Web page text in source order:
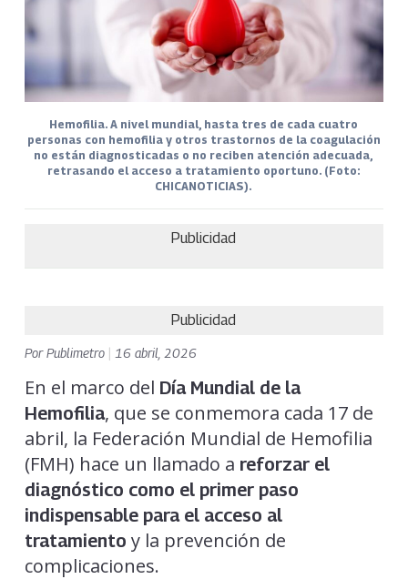
Hemofilia. A nivel mundial, hasta tres de cada cuatro
personas con hemofilia y otros trastornos de la coagulación
no están diagnosticadas o no reciben atención adecuada,
retrasando el acceso a tratamiento oportuno. (Foto:
CHICANOTICIAS).
Publicidad
Publicidad
PorPublimetro 16 abril, 2026
En el marco del Día Mundial de la
Hemofilia, que se conmemora cada 17 de
abril, la Federación Mundial de Hemofilia
(FMH) hace un llamado a reforzar el
diagnóstico como el primer paso
indispensable para el acceso al
tratamiento y la prevención de
complicaciones.